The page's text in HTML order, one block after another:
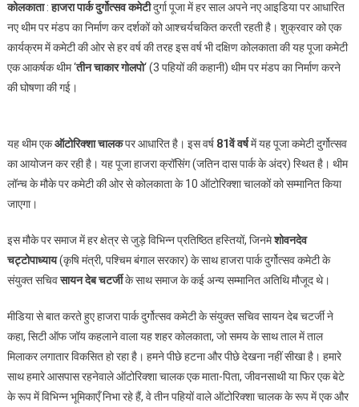
पार्क
दुर्गोत्सव
कमेटी
की
गोलपो”
की
हुई
कोलकाता:हाजरा पार्क दुर्गोत्सव कमेटीदुर्गा पूजा में हर साल अपने नए आइडिया पर आधारित
नए थीम पर मंडप का निर्माण कर दर्शकों को आश्चर्यचकित करती रहती है। शुक्रवार को एक
कार्यक्रम में कमेटी की ओर से हर वर्ष की तरह इस वर्ष भी दक्षिण कोलकाता की यह पूजा कमेटी
एक आकर्षक थीम ‘तीन चाकार गोलपो‘ (3 पहियों की कहानी) थीम पर मंडप का निर्माण करने
की घोषणा की गई।
यह थीम एकऑटोरिक्शा चालकपर आधारित है। इस वर्ष 81वें वर्षमें यह पूजा कमेटी दुर्गोत्सव
का आयोजन कर रही है। यह पूजा हाजरा क्रॉसिंग (जतिन दास पार्क के अंदर) स्थित है। थीम
लॉन्च के मौके पर कमेटी की ओर से कोलकाता के 10 ऑटोरिक्शा चालकों को सम्मानित किया
जाएगा।
इस मौके पर समाज में हर क्षेत्र से जुड़े विभिन्न प्रतिष्ठित हस्तियों, जिनमेशोवनदेव
चट्टोपाध्याय(कृषि मंत्री, पश्चिम बंगाल सरकार) के साथ हाजरा पार्क दुर्गोत्सव कमेटी के
संयुक्त सचिवसायन देब चटर्जीके साथ समाज के कई अन्य सम्मानित अतिथि मौजूद थे।
मीडिया से बात करते हुए हाजरा पार्क दुर्गोत्सव कमेटी के संयुक्त सचिव सायन देब चटर्जी ने
कहा, सिटी ऑफ जॉय कहलाने वाला यह शहर कोलकाता, जो समय के साथ ताल में ताल
मिलाकर लगातार विकसित हो रहा है। हमने पीछे हटना और पीछे देखना नहीं सीखा है। हमारे
साथ हमारे आसपास रहनेवाले ऑटोरिक्शा चालक एक माता-पिता, जीवनसाथी या फिर एक बेटे
के रूप में विभिन्न भूमिकाएँ निभा रहे हैं, वे तीन पहियों वाले ऑटोरिक्शा चालक के रूप में एक और